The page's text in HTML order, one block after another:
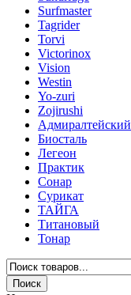
Surfmaster
Tagrider
Torvi
Victorinox
Vision
Westin
Yo-zuri
Zojirushi
Адмиралтейский
Биосталь
Легеон
Практик
Сонар
Сурикат
ТАЙГА
Титановый
Тонар